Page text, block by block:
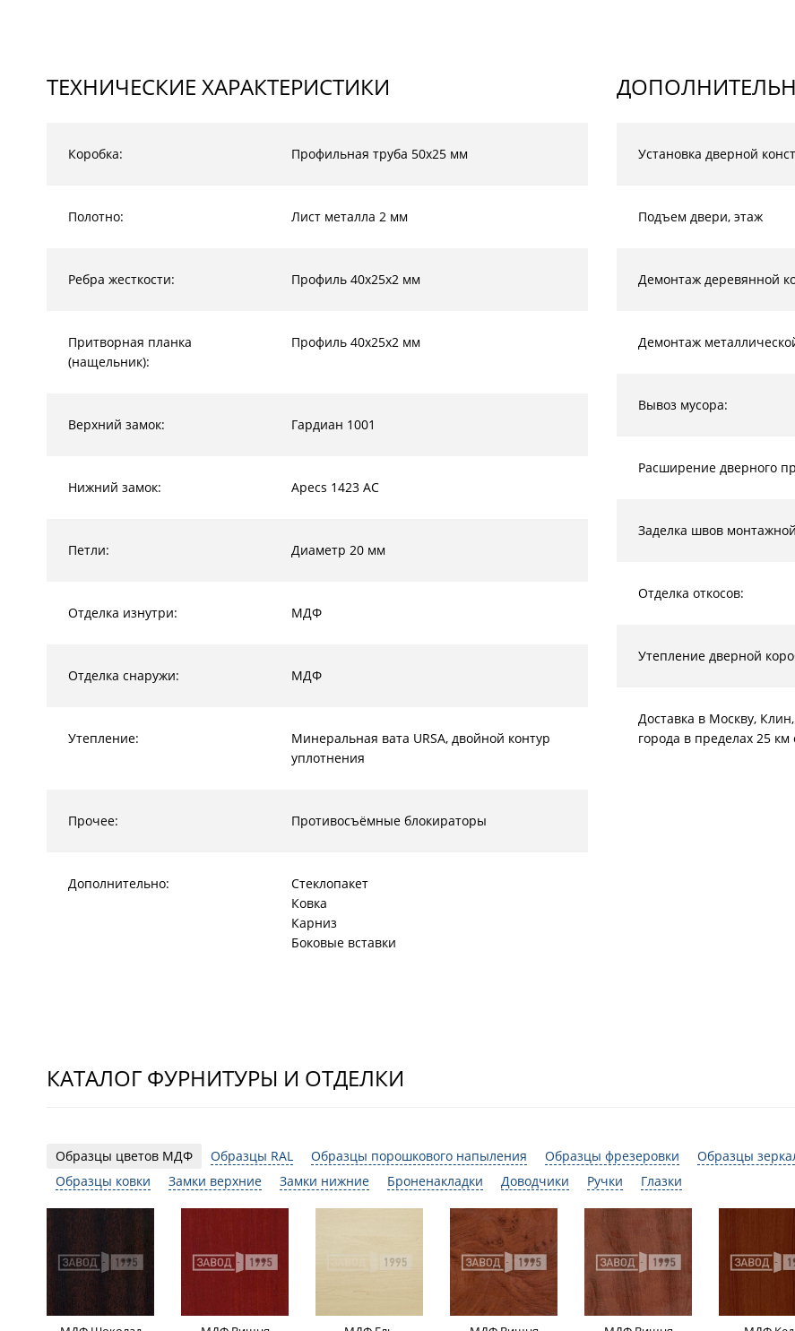
ТЕХНИЧЕСКИЕ ХАРАКТЕРИСТИКИ
Коробка: Профильная труба 50х25 мм
Полотно: Лист металла 2 мм
Ребра жесткости: Профиль 40х25х2 мм
Притворная планка
(нащельник):
Профиль 40х25х2 мм
Верхний замок: Гардиан 1001
Нижний замок: Apecs 1423 AC
Петли: Диаметр 20 мм
Отделка изнутри: МДФ
Отделка снаружи: МДФ
Утепление:
Минеральная вата URSA, двойной контур
уплотнения
Прочее: Противосъёмные блокираторы
Дополнительно:
Стеклопакет
Ковка
Карниз
Боковые вставки
Установка дверной
Подъем двери, этаж
Демонтаж деревянной
Демонтаж
Вывоз мусора:
Расширение дверного
Заделка швов
Отделка откосов:
Утепление дверной
Доставка в Москву,
города в пределах 25
КАТАЛОГ ФУРНИТУРЫ И ОТДЕЛКИ
Образцы цветов МДФ Образцы RAL Образцы порошкового напыления Образцы фрезеровки Образцы
Образцы ковки
Замки верхние Замки нижние Броненакладки Доводчики Ручки Глазки